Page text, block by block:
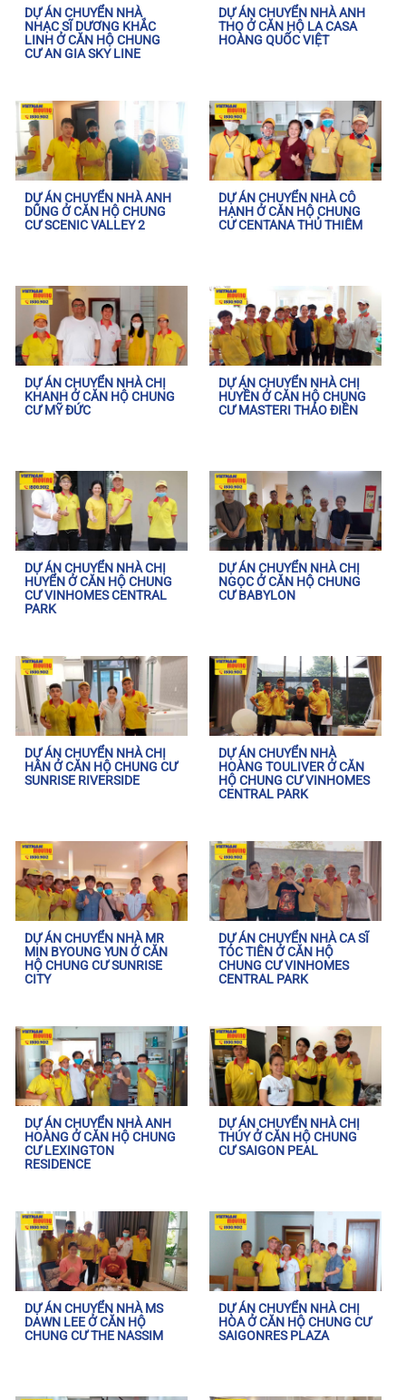
DỰ ÁN CHUYỂN NHÀ
NHẠC SĨ DƯƠNG KHẮC
LINH Ở CĂN HỘ CHUNG
CƯ AN GIA SKY LINE
DỰ ÁN CHUYỂN NHÀ ANH
THỌ Ở CĂN HỘ LA CASA
HOÀNG QUỐC VIỆT
DỰ ÁN CHUYỂN NHÀ ANH
DŨNG Ở CĂN HỘ CHUNG
CƯ SCENIC VALLEY 2
DỰ ÁN CHUYỂN NHÀ CÔ
HẠNH Ở CĂN HỘ CHUNG
CƯ CENTANA THỦ THIÊM
DỰ ÁN CHUYỂN NHÀ CHỊ
KHANH Ở CĂN HỘ CHUNG
CƯ MỸ ĐỨC
DỰ ÁN CHUYỂN NHÀ CHỊ
HUYỀN Ở CĂN HỘ CHUNG
CƯ MASTERI THẢO ĐIỀN
DỰ ÁN CHUYỂN NHÀ CHỊ
HUYỂN Ở CĂN HỘ CHUNG
CƯ VINHOMES CENTRAL
PARK
DỰ ÁN CHUYỂN NHÀ CHỊ
NGỌC Ở CĂN HỘ CHUNG
CƯ BABYLON
DỰ ÁN CHUYỂN NHÀ CHỊ
HÂN Ở CĂN HỘ CHUNG CƯ
SUNRISE RIVERSIDE
DỰ ÁN CHUYỂN NHÀ
HOÀNG TOULIVER Ở CĂN
HỘ CHUNG CƯ VINHOMES
CENTRAL PARK
DỰ ÁN CHUYỂN NHÀ MR
MIN BYOUNG YUN Ở CĂN
HỘ CHUNG CƯ SUNRISE
CITY
DỰ ÁN CHUYỂN NHÀ CA SĨ
TÓC TIÊN Ở CĂN HỘ
CHUNG CƯ VINHOMES
CENTRAL PARK
DỰ ÁN CHUYỂN NHÀ ANH
HOÀNG Ở CĂN HỘ CHUNG
CƯ LEXINGTON
RESIDENCE
DỰ ÁN CHUYỂN NHÀ CHỊ
THÚY Ở CĂN HỘ CHUNG
CƯ SAIGON PEAL
DỰ ÁN CHUYỂN NHÀ MS
DAWN LEE Ở CĂN HỘ
CHUNG CƯ THE NASSIM
DỰ ÁN CHUYỂN NHÀ CHỊ
HÒA Ở CĂN HỘ CHUNG CƯ
SAIGONRES PLAZA